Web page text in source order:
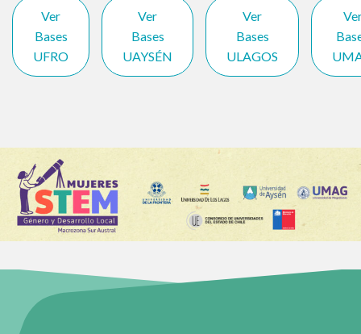
Ver
Bases
UFRO
Ver
Bases
UAYSÉN
Ver
Bases
ULAGOS